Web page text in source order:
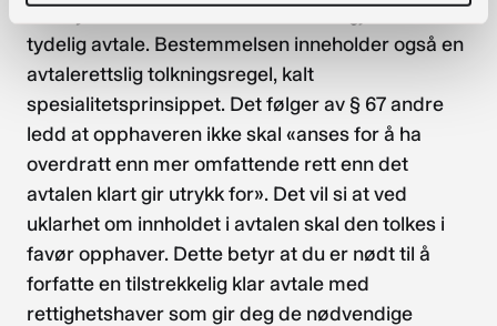
til utnyttelse av åndsverket til andre gjennom en
tydelig avtale. Bestemmelsen inneholder også en
avtalerettslig tolkningsregel, kalt
spesialitetsprinsippet. Det følger av § 67 andre
ledd at opphaveren ikke skal «anses for å ha
overdratt enn mer omfattende rett enn det
avtalen klart gir utrykk for». Det vil si at ved
uklarhet om innholdet i avtalen skal den tolkes i
favør opphaver. Dette betyr at du er nødt til å
forfatte en tilstrekkelig klar avtale med
rettighetshaver som gir deg de nødvendige